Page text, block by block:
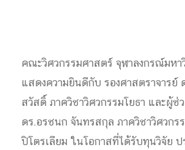
คณะวิศวกรรมศาสตร์ จุฬาลงกรณ์มห
แสดงความยินดีกับ รองศาสตราจารย์
สวัสดิ์ ภาควิชาวิศวกรรมโยธา และผู้ช่
ดร.อรชนก จันทรสกุล ภาควิชาวิศวกร
ปิโตรเลียม ในโอกาสที่ได้รับทุนวิจัย